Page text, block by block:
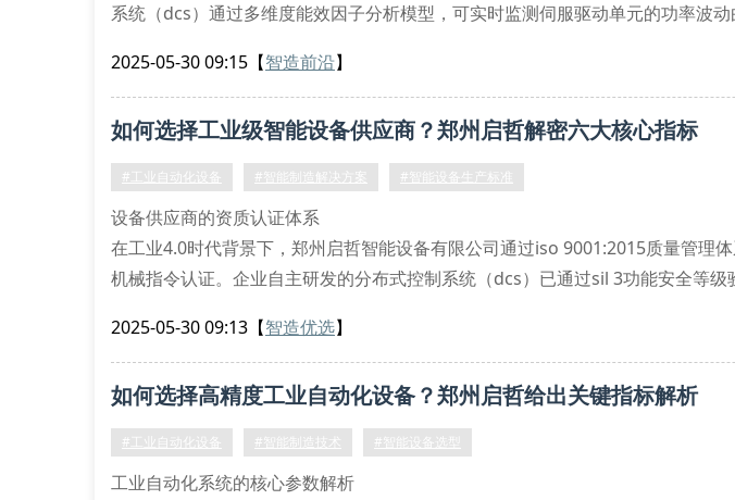
系统（dcs）通过多维度能效因子分析模型，可实时监测伺服驱动单元的功率波
达23.6%。
设备全生命周期管理创新
针对工业自动化设备的预防性维护需求，启哲智能开发的
2025-05-30 09:15 【智造前沿】
如何选择工业级智能设备供应商？郑州启哲解密六大核心指标
#工业自动化设备 #智能制造解决方案 #智能设备生产标准
设备供应商的资质认证体系
在工业4.0时代背景下，郑州启哲智能设备有限公司通过iso 9001:2015质量管理
机械指令认证。企业自主研发的分布式控制系统（dcs）已通过sil 3功能安全等
系统的无缝对接，这项技术已获得3项实用新型专利。
五大技
2025-05-30 09:13 【智造优选】
如何选择高精度工业自动化设备？郑州启哲给出关键指标解析
#工业自动化设备 #智能制造技术 #智能设备选型
工业自动化系统的核心参数解析